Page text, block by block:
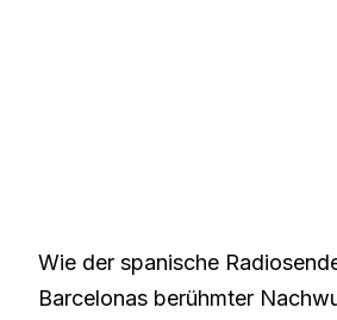
Wie der spanische
Barcelonas berühmter